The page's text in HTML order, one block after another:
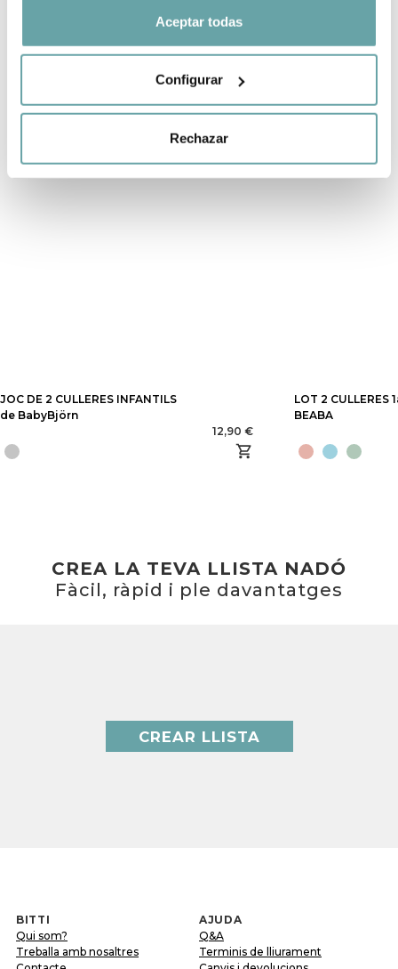
Aceptar todas
Configurar
Rechazar
JOC DE 2 CULLERES INFANTILS
de BabyBjörn
12,90 €
LOT 2 CULLERES
BEABA
CREA LA TEVA LLISTA NADÓ
Fàcil, ràpid i ple davantatges
CREAR LLISTA
BITTI
Qui som?
Treballa amb nosaltres
AJUDA
Q&A
Terminis de lliurament